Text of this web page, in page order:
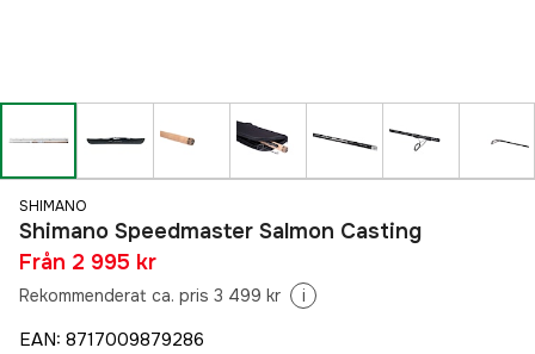
SHIMANO
Shimano Speedmaster Salmon Casting
Från 2 995 kr
Rekommenderat ca. pris 3 499 kr i
EAN: 8717009879286